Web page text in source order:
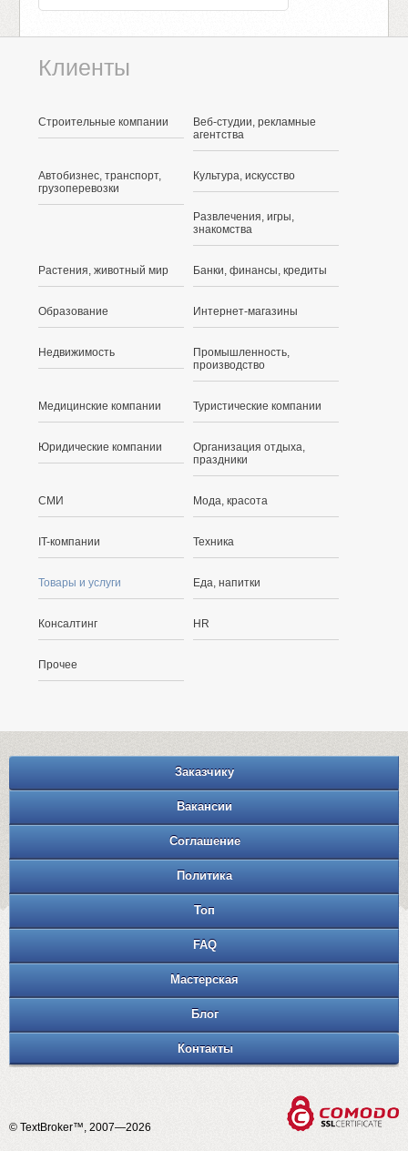
Клиенты
Строительные компании
Веб-студии, рекламные
агентства
Автобизнес, транспорт,
грузоперевозки
Культура, искусство
Развлечения, игры,
знакомства
Растения, животный мир Банки, финансы, кредиты
Образование Интернет-магазины
Недвижимость
Промышленность,
производство
Медицинские компании Туристические компании
Юридические компании
Организация отдыха,
праздники
СМИ Мода, красота
IT-компании Техника
Товары и услуги Еда, напитки
Консалтинг HR
Прочее
Заказчику
Вакансии
Соглашение
Политика
Топ
FAQ
Мастерская
Блог
Контакты
© TextBroker™, 2007—2026